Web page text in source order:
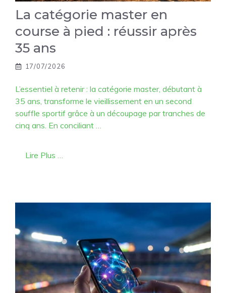
La catégorie master en
course à pied : réussir après
35 ans
17/07/2026
L’essentiel à retenir : la catégorie master, débutant à
35 ans, transforme le vieillissement en un second
souffle sportif grâce à un découpage par tranches de
cinq ans. En conciliant …
Lire Plus …